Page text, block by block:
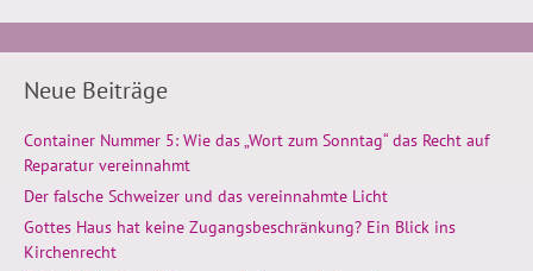
Neue Beiträge
Container Nummer 5: Wie das „Wort zum Sonntag“ das Recht auf
Reparatur vereinnahmt
Der falsche Schweizer und das vereinnahmte Licht
Gottes Haus hat keine Zugangsbeschränkung? Ein Blick ins
Kirchenrecht